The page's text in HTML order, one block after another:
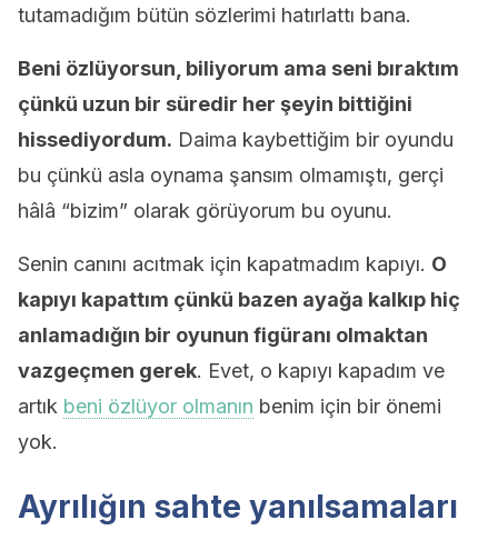
tutamadığım bütün sözlerimi hatırlattı bana.
Beni özlüyorsun, biliyorum ama seni bıraktım
çünkü uzun bir süredir her şeyin bittiğini
hissediyordum. Daima kaybettiğim bir oyundu
bu çünkü asla oynama şansım olmamıştı, gerçi
hâlâ “bizim” olarak görüyorum bu oyunu.
Senin canını acıtmak için kapatmadım kapıyı. O
kapıyı kapattım çünkü bazen ayağa kalkıp hiç
anlamadığın bir oyunun figüranı olmaktan
vazgeçmen gerek. Evet, o kapıyı kapadım ve
artık beni özlüyor olmanın benim için bir önemi
yok.
Ayrılığın sahte yanılsamaları